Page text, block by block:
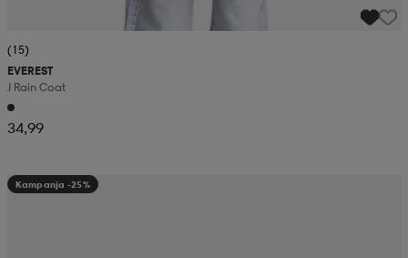
(15)
EVEREST
J Rain Coat
34,99
Kampanja -25%